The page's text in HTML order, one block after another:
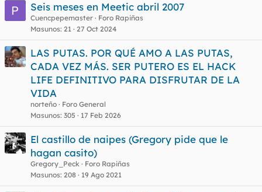
Seis meses en Meetic abril 2007
Cuencpepemaster
Foro Rapiñas
Masunos 21 27 Oct 2024
LAS PUTAS. POR QUÉ AMO A LAS PUTAS,
CADA VEZ MÁS. SER PUTERO ES EL HACK
LIFE DEFINITIVO PARA DISFRUTAR DE LA
VIDA
norteño
Foro General
Masunos 305 17 Feb 2026
El castillo de naipes (Gregory pide que le
hagan casito)
Gregory_Peck
Foro Rapiñas
Masunos 208 19 Ago 2021